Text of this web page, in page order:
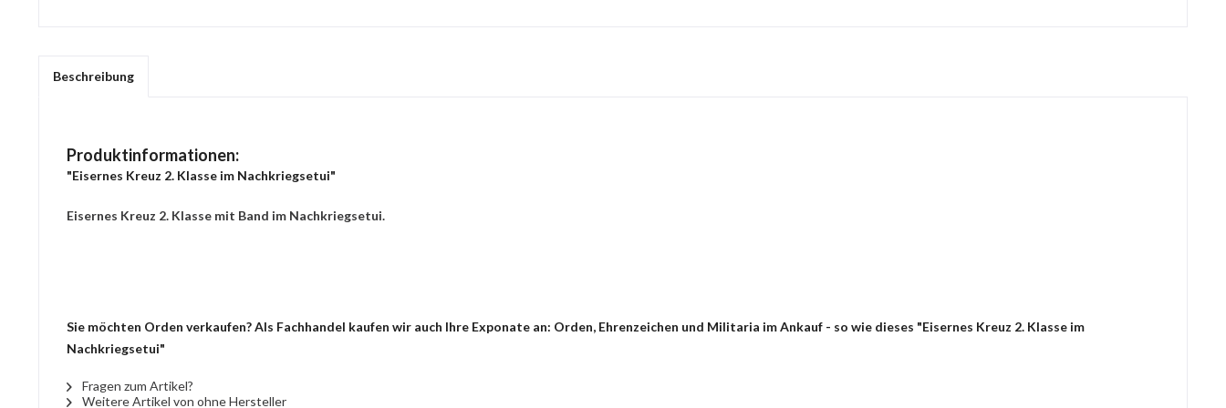
Beschreibung
Produktinformationen:
"Eisernes Kreuz 2. Klasse im Nachkriegsetui"
Eisernes Kreuz 2. Klasse mit Band im Nachkriegsetui.
Sie möchten Orden verkaufen? Als Fachhandel kaufen wir auch Ihre Exponate an: Orden, Ehrenzeichen und Militaria im Ankauf - so wie dieses "Eisernes Kreuz 2. Klasse im
Nachkriegsetui"
Fragen zum Artikel?
Weitere Artikel von ohne Hersteller